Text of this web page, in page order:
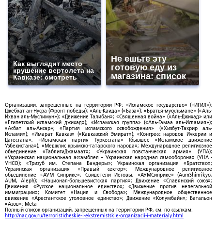
Как выглядит место
крушение вертолета на
Кавказе: смотреть
Не ешьте эту
готовую еду из
магазина: список
Организации, запрещенные на территории РФ: «Исламское государство» («ИГИЛ»);
Джебхат ан-Нусра (Фронт победы); «Аль-Каида» («База»); «Братья-мусульмане» («Аль-
Ихван аль-Муслимун»); «Движение Талибан»; «Священная война» («Аль-Джихад» или
«Египетский исламский джихад»); «Исламская группа» («Аль-Гамаа аль-Исламия»);
«Асбат аль-Ансар»; «Партия исламского освобождения» («Хизбут-Тахрир аль-
Ислами»); «Имарат Кавказ» («Кавказский Эмират»); «Конгресс народов Ичкерии и
Дагестана»; «Исламская партия Туркестана» (бывшее «Исламское движение
Узбекистана»); «Меджлис крымско-татарского народа»; Международное религиозное
объединение «ТаблигиДжамаат»; «Украинская повстанческая армия» (УПА);
«Украинская национальная ассамблея – Украинская народная самооборона» (УНА -
УНСО); «Тризуб им. Степана Бандеры»; Украинская организация «Братство»;
Украинская организация «Правый сектор»; Международное религиозное
объединение «АУМ Синрике»; Свидетели Иеговы; «АУМСинрике» (AumShinrikyo,
AUM, Aleph); «Национал-большевистская партия»; Движение «Славянский союз»;
Движения «Русское национальное единство»; «Движение против нелегальной
иммиграции»; Комитет «Нация и Свобода»; Международное общественное
движение «Арестантское уголовное единство»; Движение «Колумбайн»; Батальон
«Азов»; Meta
Полный список организаций, запрещенных на территории РФ, см. по ссылкам:
http://nac.gov.ru/terroristicheskie-i-ekstremistskie-organizacii-i-materialy.html